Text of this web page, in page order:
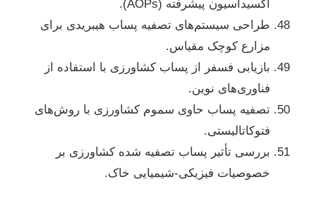
اکسیداسیون پیشرفته (AOPs).
طراحی سیستم‌های تصفیه پساب هیبریدی برای
مزارع کوچک مقیاس.
بازیابی فسفر از پساب کشاورزی با استفاده از
فناوری‌های نوین.
تصفیه پساب حاوی سموم کشاورزی با روش‌های
فتوکاتالیستی.
بررسی تأثیر پساب تصفیه شده کشاورزی بر
خصوصیات فیزیکی-شیمیایی خاک.